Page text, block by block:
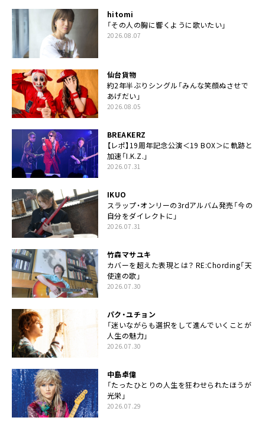
hitomi
「その人の胸に響くように歌いたい」
2026.08.07
仙台貨物
約2年半ぶりシングル「みんな笑顔ぬさせで
あげだい」
2026.08.05
BREAKERZ
【レポ】19周年記念公演＜19 BOX＞に軌跡と
加速「I.K.Z.」
2026.07.31
IKUO
スラップ・オンリーの3rdアルバム発売「今の
自分をダイレクトに」
2026.07.31
竹森マサユキ
カバーを超えた表現とは？ RE:Chording「天
使達の歌」
2026.07.30
パク・ユチョン
「迷いながらも選択をして進んでいくことが
人生の魅力」
2026.07.30
中島卓偉
「たったひとりの人生を狂わせられたほうが
光栄」
2026.07.29